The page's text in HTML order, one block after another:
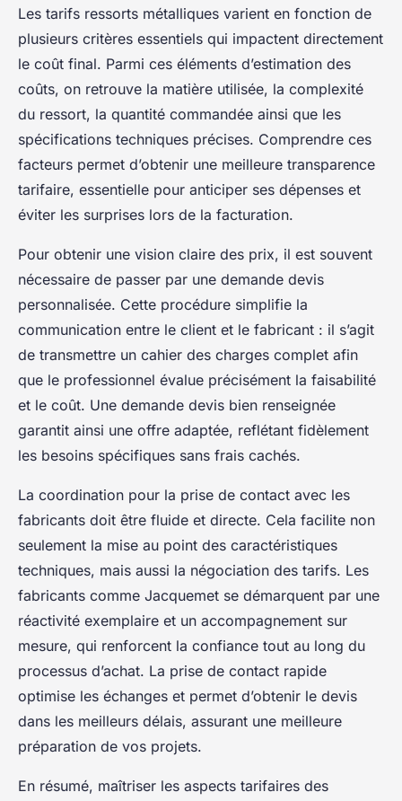
Les tarifs ressorts métalliques varient en fonction de
plusieurs critères essentiels qui impactent directement
le coût final. Parmi ces éléments d’estimation des
coûts, on retrouve la matière utilisée, la complexité
du ressort, la quantité commandée ainsi que les
spécifications techniques précises. Comprendre ces
facteurs permet d’obtenir une meilleure transparence
tarifaire, essentielle pour anticiper ses dépenses et
éviter les surprises lors de la facturation.
Pour obtenir une vision claire des prix, il est souvent
nécessaire de passer par une demande devis
personnalisée. Cette procédure simplifie la
communication entre le client et le fabricant : il s’agit
de transmettre un cahier des charges complet afin
que le professionnel évalue précisément la faisabilité
et le coût. Une demande devis bien renseignée
garantit ainsi une offre adaptée, reflétant fidèlement
les besoins spécifiques sans frais cachés.
La coordination pour la prise de contact avec les
fabricants doit être fluide et directe. Cela facilite non
seulement la mise au point des caractéristiques
techniques, mais aussi la négociation des tarifs. Les
fabricants comme Jacquemet se démarquent par une
réactivité exemplaire et un accompagnement sur
mesure, qui renforcent la confiance tout au long du
processus d’achat. La prise de contact rapide
optimise les échanges et permet d’obtenir le devis
dans les meilleurs délais, assurant une meilleure
préparation de vos projets.
En résumé, maîtriser les aspects tarifaires des